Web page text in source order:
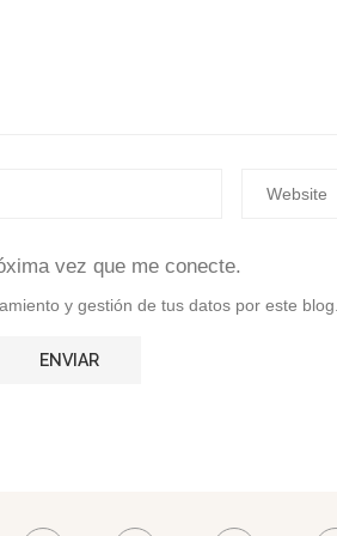
vez que me conecte.
y gestión de tus datos por este